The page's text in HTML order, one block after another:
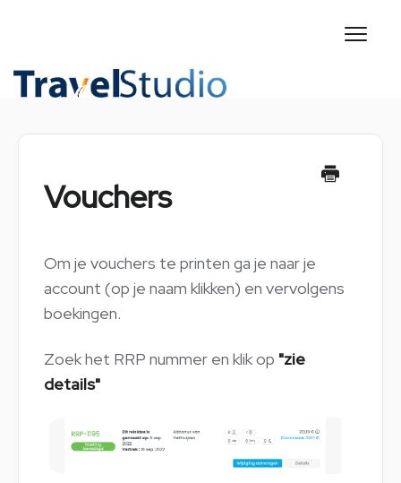
Vouchers
Om je vouchers te printen ga je naar je
account (op je naam klikken) en vervolgens
boekingen.
Zoek het RRP nummer en klik op "zie
details"